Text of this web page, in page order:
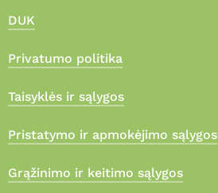
DUK
Privatumo politika
Taisyklės ir sąlygos
Pristatymo ir apmokėjimo sąlygos
Grąžinimo ir keitimo sąlygos